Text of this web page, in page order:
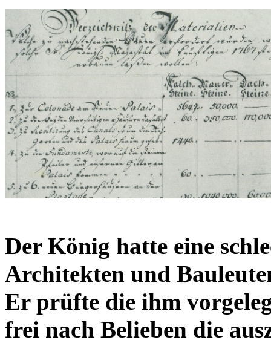
Der König hatte eine
Architekten und
Er prüfte die ihm
frei nach Belieben die